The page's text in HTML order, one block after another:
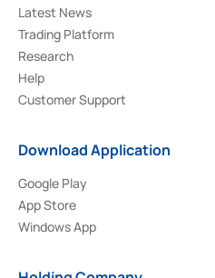
Latest News
Trading Platform
Research
Help
Customer Support
Download Application
Google Play
App Store
Windows App